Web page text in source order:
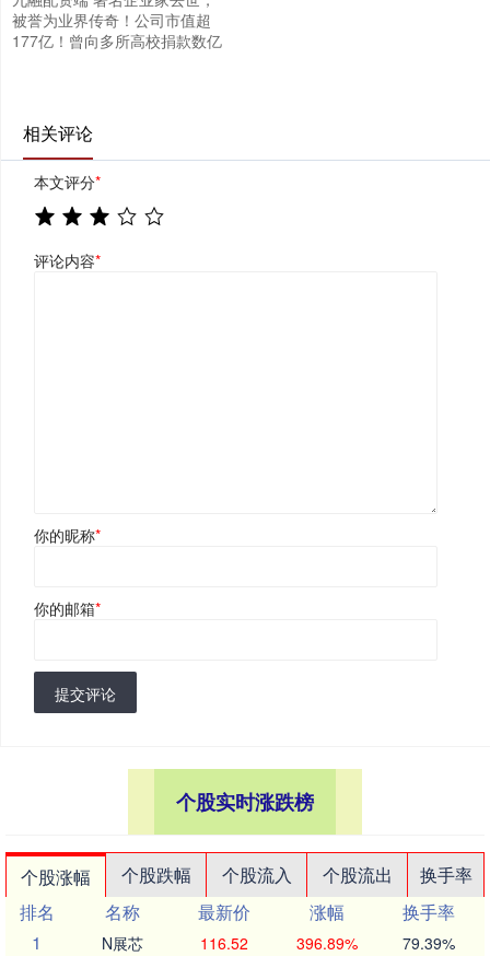
被誉为业界传奇！公司市值超
177亿！曾向多所高校捐款数亿
相关评论
本文评分*
评论内容*
你的昵称*
你的邮箱*
提交评论
个股实时涨跌榜
个股涨幅 个股跌幅 个股流入 个股流出
换手率
排名
名称 最新价 涨幅
换手率
1
N展芯 116.52 396.89% 79.39%